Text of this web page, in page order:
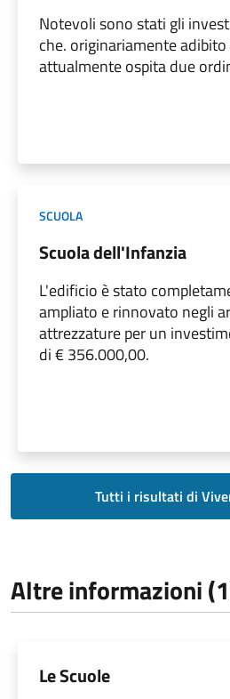
Notevoli sono stati gli
che. originariamente
attualmente ospita due
SCUOLA
Scuola dell'Infanzia
L'edificio è stato
ampliato e rinnovato negli
attrezzature per un
di € 356.000,00.
Tutti i risultati di
Altre informazioni
Le Scuole